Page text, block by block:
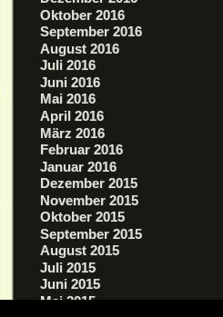
Oktober 2016
September 2016
August 2016
Juli 2016
Juni 2016
Mai 2016
April 2016
März 2016
Februar 2016
Januar 2016
Dezember 2015
November 2015
Oktober 2015
September 2015
August 2015
Juli 2015
Juni 2015
Mai 2015